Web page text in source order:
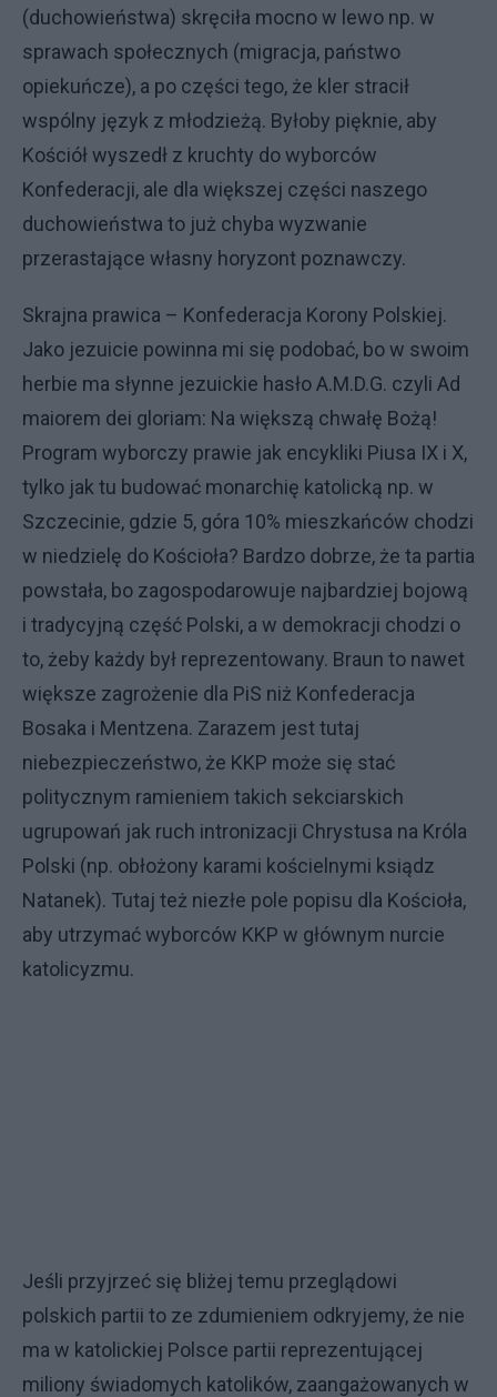
(duchowieństwa) skręciła mocno w lewo np. w
sprawach społecznych (migracja, państwo
opiekuńcze), a po części tego, że kler stracił
wspólny język z młodzieżą. Byłoby pięknie, aby
Kościół wyszedł z kruchty do wyborców
Konfederacji, ale dla większej części naszego
duchowieństwa to już chyba wyzwanie
przerastające własny horyzont poznawczy.
Skrajna prawica – Konfederacja Korony Polskiej.
Jako jezuicie powinna mi się podobać, bo w swoim
herbie ma słynne jezuickie hasło A.M.D.G. czyli Ad
maiorem dei gloriam: Na większą chwałę Bożą!
Program wyborczy prawie jak encykliki Piusa IX i X,
tylko jak tu budować monarchię katolicką np. w
Szczecinie, gdzie 5, góra 10% mieszkańców chodzi
w niedzielę do Kościoła? Bardzo dobrze, że ta partia
powstała, bo zagospodarowuje najbardziej bojową
i tradycyjną część Polski, a w demokracji chodzi o
to, żeby każdy był reprezentowany. Braun to nawet
większe zagrożenie dla PiS niż Konfederacja
Bosaka i Mentzena. Zarazem jest tutaj
niebezpieczeństwo, że KKP może się stać
politycznym ramieniem takich sekciarskich
ugrupowań jak ruch intronizacji Chrystusa na Króla
Polski (np. obłożony karami kościelnymi ksiądz
Natanek). Tutaj też niezłe pole popisu dla Kościoła,
aby utrzymać wyborców KKP w głównym nurcie
katolicyzmu.
Jeśli przyjrzeć się bliżej temu przeglądowi
polskich partii to ze zdumieniem odkryjemy, że nie
ma w katolickiej Polsce partii reprezentującej
miliony świadomych katolików, zaangażowanych w